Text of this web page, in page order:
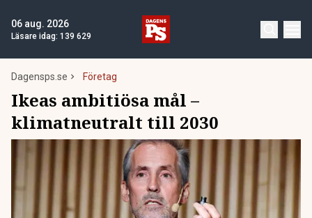
06 aug. 2026
Läsare idag: 139 629
Dagensps.se Företag
Ikeas ambitiösa mål –
klimatneutralt till 2030